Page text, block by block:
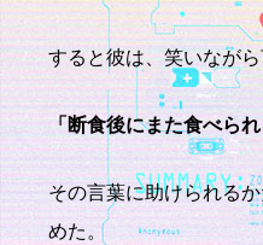
すると彼は、笑いなが
「断食後にまた食べら
その言葉に助けられる
めた。